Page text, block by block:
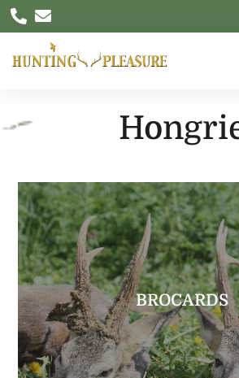
BROCARDS
BROCARDS
Les pLus grands brocards
EXPLORER